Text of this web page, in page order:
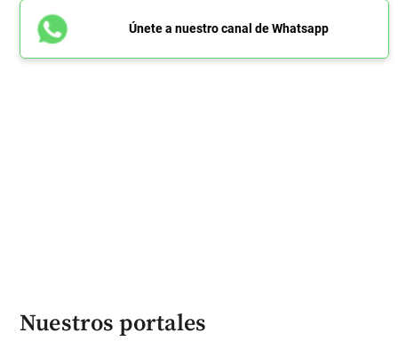
Únete a nuestro canal de Whatsapp
Nuestros portales